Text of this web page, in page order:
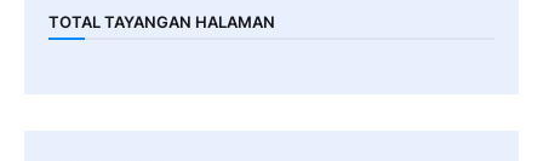
TOTAL TAYANGAN HALAMAN